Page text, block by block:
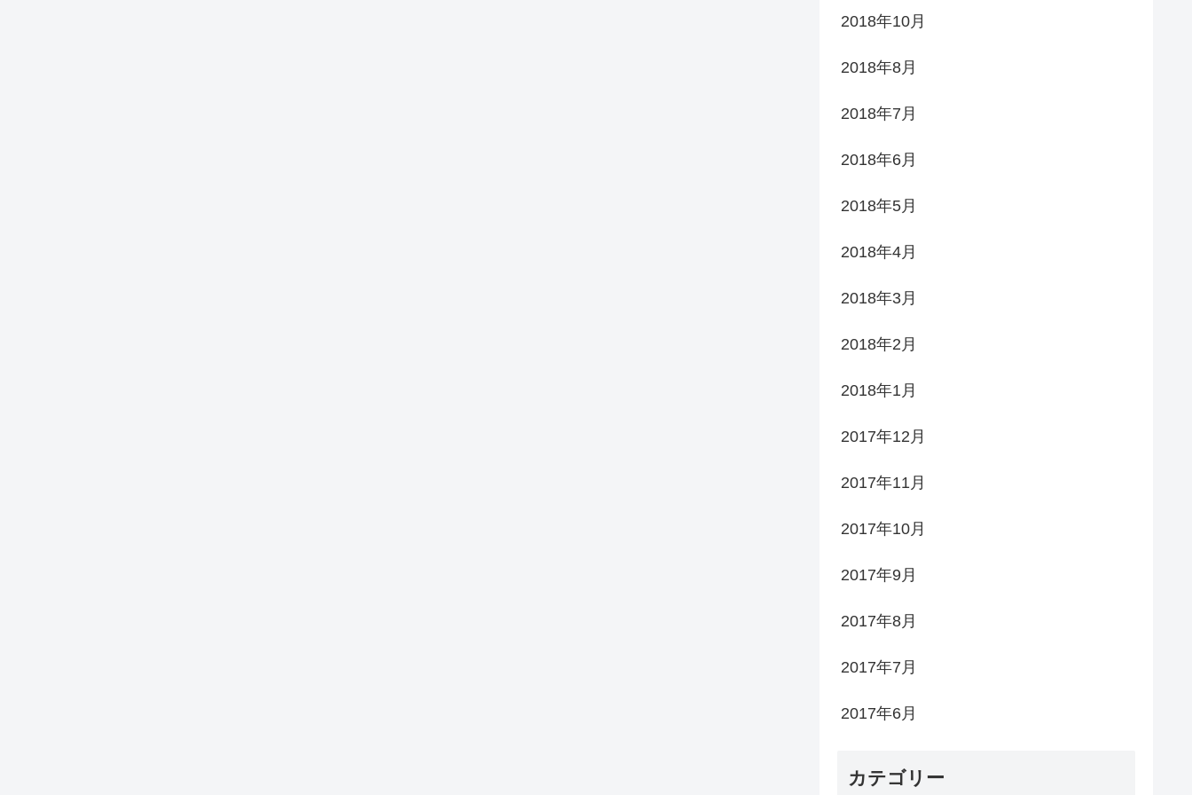
2018年10月
2018年8月
2018年7月
2018年6月
2018年5月
2018年4月
2018年3月
2018年2月
2018年1月
2017年12月
2017年11月
2017年10月
2017年9月
2017年8月
2017年7月
2017年6月
カテゴリー